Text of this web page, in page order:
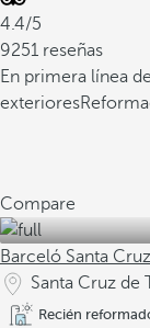
4.4/5
9251 reseñas
En primera línea
exteriores
Compare
Barceló Santa
Santa Cruz de
Recién